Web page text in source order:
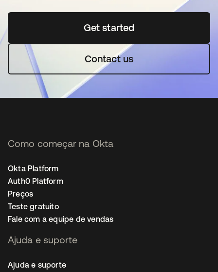
Get startedabre em uma nova guia
Contact us
Como começar na Okta
Okta Platform
Auth0 Platform
Preços
Teste gratuito
Fale com a equipe de vendas
Ajuda e suporte
Ajuda e suporte